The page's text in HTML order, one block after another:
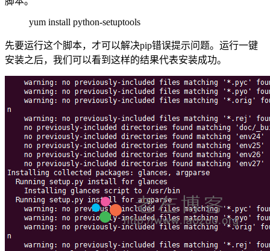
yum install python-setuptools
先要运行这个脚本，才可以解决pip错误提示问题。运行一键
安装之后，我们可以看到这样的结果代表安装成功。